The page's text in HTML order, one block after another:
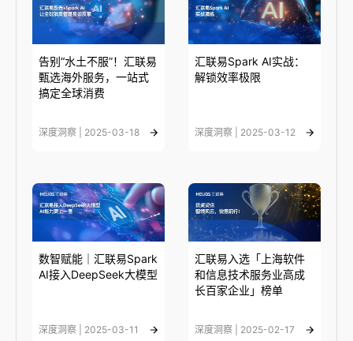
告别“水土不服”！汇联易
甄选海外服务，一站式
搞定全球消费
深度洞察 | 2025-03-18
汇联易Spark AI实战：
解锁效率极限
深度洞察 | 2025-03-12
数智赋能｜汇联易Spark
AI接入DeepSeek大模型
深度洞察 | 2025-03-11
汇联易入选「上海软件
和信息技术服务业高成
长百家企业」榜单
深度洞察 | 2025-02-17